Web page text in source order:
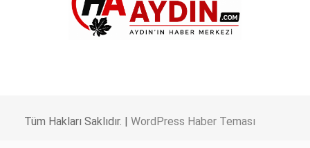
Tüm Hakları Saklıdır. | WordPress Haber Teması